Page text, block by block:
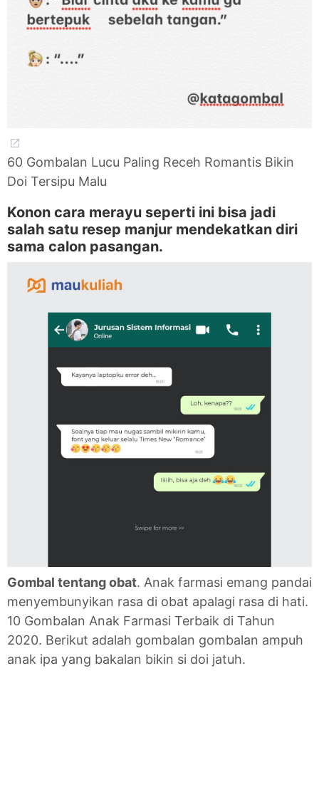
60 Gombalan Lucu Paling Receh Romantis Bikin
Doi Tersipu Malu
Konon cara merayu seperti ini bisa jadi
salah satu resep manjur mendekatkan diri
sama calon pasangan.
Gombal tentang obat. Anak farmasi emang pandai
menyembunyikan rasa di obat apalagi rasa di hati.
10 Gombalan Anak Farmasi Terbaik di Tahun
2020. Berikut adalah gombalan gombalan ampuh
anak ipa yang bakalan bikin si doi jatuh.